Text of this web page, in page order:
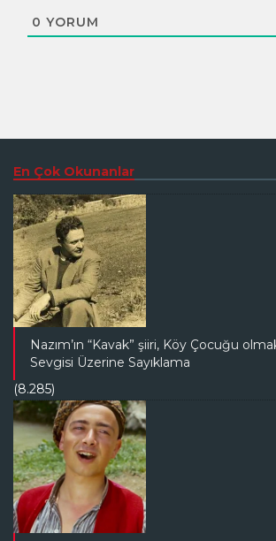
0 YORUM
En Çok Okunanlar
Nazım’ın “Kavak” şiiri, Köy Çocuğu
Sevgisi Üzerine Sayıklama
(8.285)